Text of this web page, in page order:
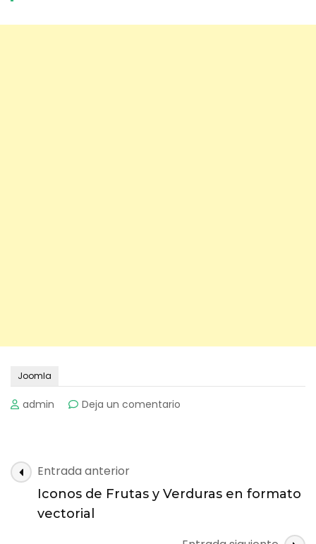
Joomla
admin Deja un comentario
Joomla
Navegación
de
entradas
Entrada anterior
Iconos de Frutas y Verduras en formato
vectorial